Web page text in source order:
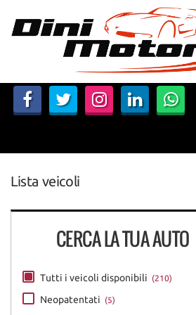
HOME
LISTA VEICOLI
SERVIZI
ACQUISTIAMO USATO
ASSISTENZA
Lista veicoli
CERCA LA TUA AUTO
Tutti i veicoli disponibili (210)
Neopatentati (5)